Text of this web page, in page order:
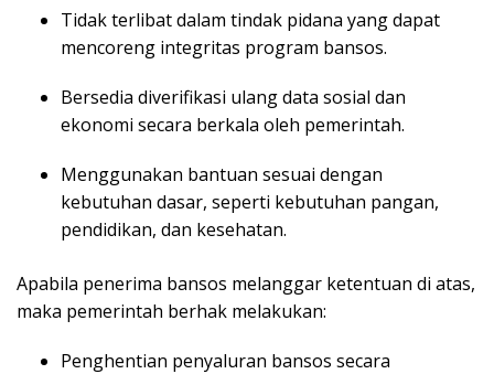
Tidak terlibat dalam tindak pidana yang dapat
mencoreng integritas program bansos.
Bersedia diverifikasi ulang data sosial dan
ekonomi secara berkala oleh pemerintah.
Menggunakan bantuan sesuai dengan
kebutuhan dasar, seperti kebutuhan pangan,
pendidikan, dan kesehatan.
Apabila penerima bansos melanggar ketentuan di atas,
maka pemerintah berhak melakukan:
Penghentian penyaluran bansos secara